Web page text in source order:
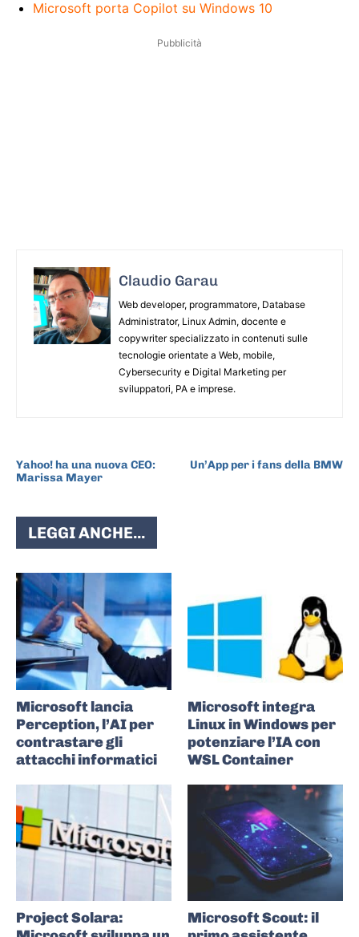
Microsoft porta Copilot su Windows 10
Pubblicità
Claudio Garau
Web developer, programmatore, Database
Administrator, Linux Admin, docente e
copywriter specializzato in contenuti sulle
tecnologie orientate a Web, mobile,
Cybersecurity e Digital Marketing per
sviluppatori, PA e imprese.
Yahoo! ha una nuova CEO:
Marissa Mayer
Un’App per i fans della BMW
LEGGI ANCHE...
Microsoft lancia
Perception, l’AI per
contrastare gli
attacchi informatici
Microsoft integra
Linux in Windows per
potenziare l’IA con
WSL Container
Project Solara:
Microsoft Scout: il